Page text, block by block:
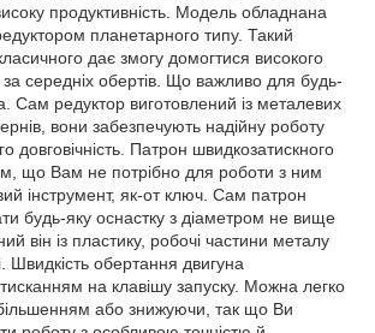
продуктивність. Модель обладнана
планетарного типу. Такий
дає змогу домогтися високого
середніх обертів. Що важливо для будь-
Сам редуктор виготовлений із металевих
вони забезпечують надійну роботу
довговічність. Патрон швидкозатискного
що Вам не потрібно для роботи з ним
інструмент, як-от ключ. Сам патрон
будь-яку оснастку з діаметром не вище
він із пластику, робочі частини металу
Швидкість обертання двигуна
на клавішу запуску. Можна легко
або знижуючи, так що Ви